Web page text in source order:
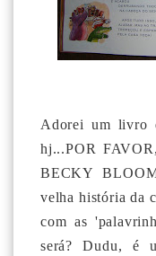
Adorei um livro
hj...POR
BECKY
velha história da
com as
será?Dudu, é